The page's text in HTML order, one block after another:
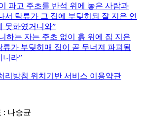
파고 주초를 반석 위에 놓은 사람과
서 탁류가 그 집에 부딪히되 잘 지은 연
못하였거니와
하는 자는 주초 없이 흙 위에 집 지은
가 부딪히매 집이 곧 무너져 파괴됨
니라
리방침 위치기반 서비스 이용약관
: 나승균